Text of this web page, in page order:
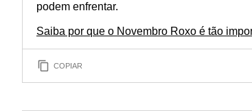
podem enfrentar.
Saiba por que o Novembro Roxo é tão
COPIAR